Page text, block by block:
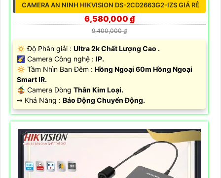
CAMERA AN NINH HIKVISION DS-2CD2663G2-IZS GIÁ RẺ
6,580,000 ₫
9,400,000 ₫
🔅 Độ Phân giải : Ultra 2k Chất Lượng Cao .
🌠 Camera Công nghệ : IP.
🔅 Tầm Nhìn Ban Đêm : Hồng Ngoại 60m Hồng Ngoại
Smart IR.
🤹 Camera Dòng Thân Kim Loại.
️⇝ Khả Năng : Báo Động Chuyển Động.